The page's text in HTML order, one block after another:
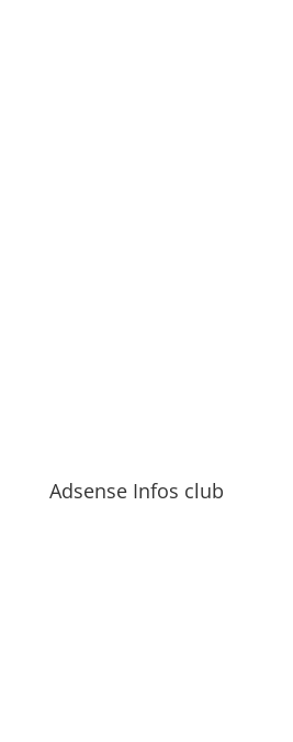
Adsense Infos club